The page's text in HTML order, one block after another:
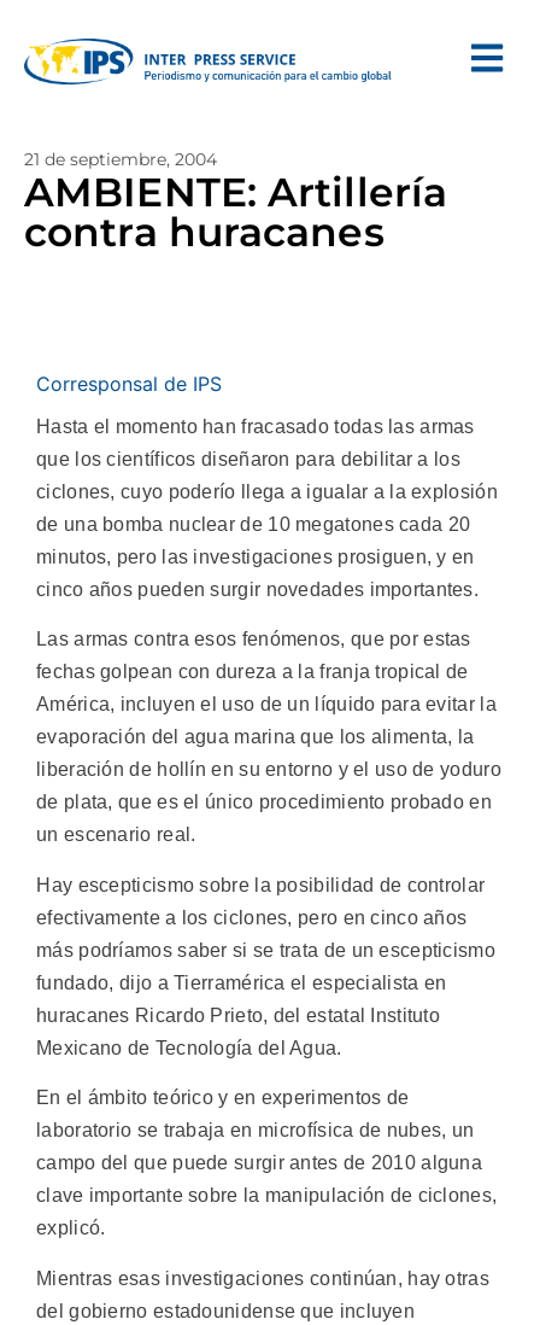
21 de septiembre, 2004
AMBIENTE: Artillería
contra huracanes
Corresponsal de IPS
Hasta el momento han fracasado todas las armas
que los científicos diseñaron para debilitar a los
ciclones, cuyo poderío llega a igualar a la explosión
de una bomba nuclear de 10 megatones cada 20
minutos, pero las investigaciones prosiguen, y en
cinco años pueden surgir novedades importantes.
Las armas contra esos fenómenos, que por estas
fechas golpean con dureza a la franja tropical de
América, incluyen el uso de un líquido para evitar la
evaporación del agua marina que los alimenta, la
liberación de hollín en su entorno y el uso de yoduro
de plata, que es el único procedimiento probado en
un escenario real.
Hay escepticismo sobre la posibilidad de controlar
efectivamente a los ciclones, pero en cinco años
más podríamos saber si se trata de un escepticismo
fundado, dijo a Tierramérica el especialista en
huracanes Ricardo Prieto, del estatal Instituto
Mexicano de Tecnología del Agua.
En el ámbito teórico y en experimentos de
laboratorio se trabaja en microfísica de nubes, un
campo del que puede surgir antes de 2010 alguna
clave importante sobre la manipulación de ciclones,
explicó.
Mientras esas investigaciones continúan, hay otras
del gobierno estadounidense que incluyen